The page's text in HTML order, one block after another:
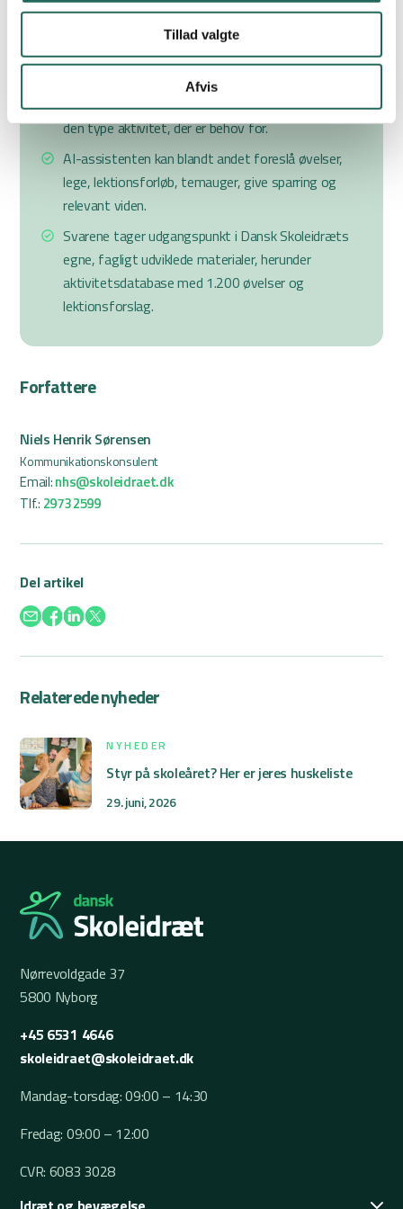
Tillad valgte
Afvis
søgeredskab på skoleidraet.dk, som kan bruges
både med og uden login. Ved login gives mere
Brugeren kan fx beskrive klassetrin, fag, formål og
den type aktivitet, der er behov for.
AI-assistenten kan blandt andet foreslå øvelser,
lege, lektionsforløb, temauger, give sparring og
relevant viden.
Svarene tager udgangspunkt i Dansk Skoleidræts
egne, fagligt udviklede materialer, herunder
aktivitetsdatabase med 1.200 øvelser og
lektionsforslag.
Forfattere
Niels Henrik Sørensen
Kommunikationskonsulent
Email:nhs@skoleidraet.dk
Tlf.: 2973 2599
Del artikel
Relaterede nyheder
NYHEDER
Styr på skoleåret? Her er jeres huskeliste
29. juni, 2026
Nørrevoldgade 37
5800 Nyborg
+45 6531 4646
skoleidraet@skoleidraet.dk
Mandag-torsdag: 09:00 – 14:30
Fredag: 09:00 – 12:00
CVR: 6083 3028